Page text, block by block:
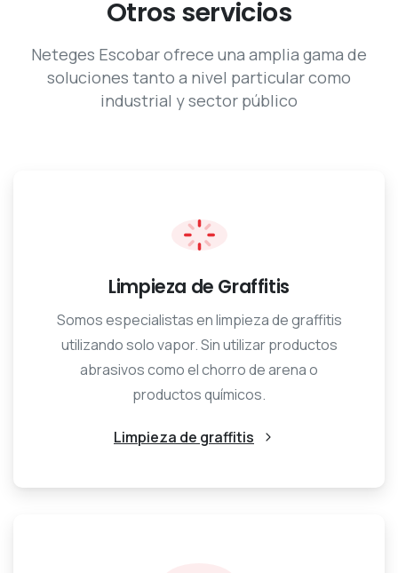
Otros servicios
Neteges Escobar ofrece una amplia gama de
soluciones tanto a nivel particular como
industrial y sector público
Limpieza de Graffitis
Somos especialistas en limpieza de graffitis
utilizando solo vapor. Sin utilizar productos
abrasivos como el chorro de arena o
productos químicos.
Limpieza de graffitis